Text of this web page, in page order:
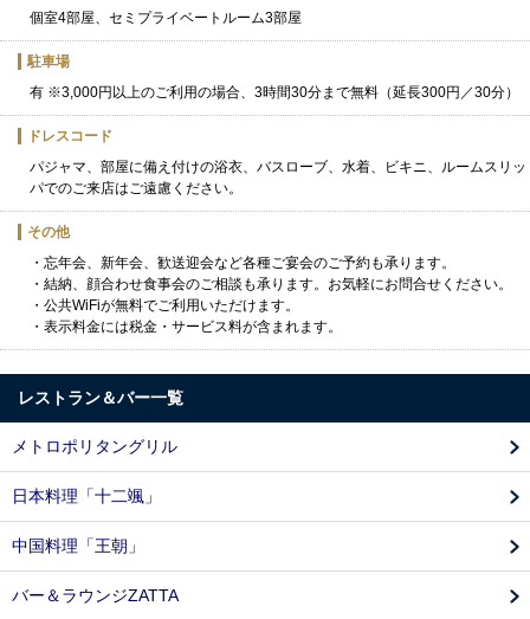
個室4部屋、セミプライベートルーム3部屋
駐車場
有 ※3,000円以上のご利用の場合、3時間30分まで無料（延長300円／30分）
ドレスコード
パジャマ、部屋に備え付けの浴衣、バスローブ、水着、ビキニ、ルームスリッ
パでのご来店はご遠慮ください。
その他
・忘年会、新年会、歓送迎会など各種ご宴会のご予約も承ります。
・結納、顔合わせ食事会のご相談も承ります。お気軽にお問合せください。
・公共WiFiが無料でご利用いただけます。
・表示料金には税金・サービス料が含まれます。
レストラン＆バー一覧
メトロポリタングリル
日本料理「十二颯」
中国料理「王朝」
バー＆ラウンジZATTA